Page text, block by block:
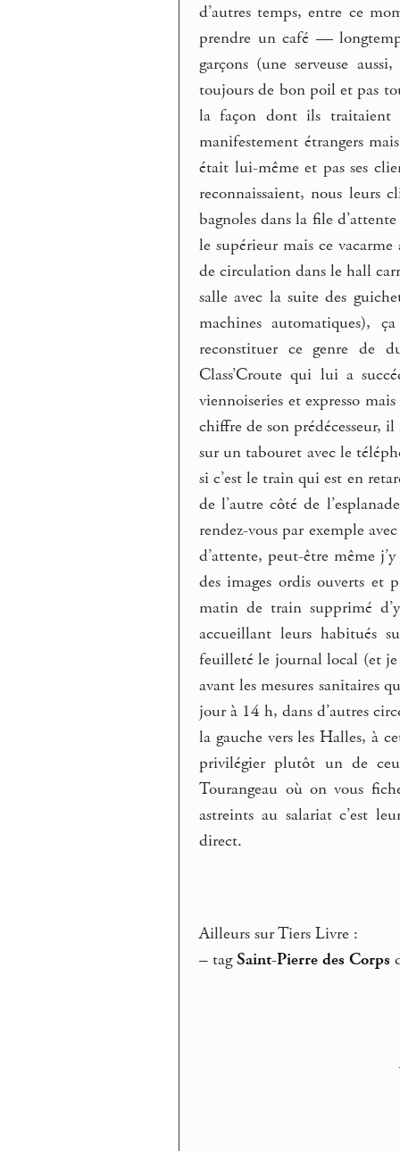
d’autres temps, entre ce
prendre un café —
garçons (une serveuse
toujours de bon poil et pas
la façon dont ils traitaient
manifestement étrangers
était lui-même et pas ses
reconnaissaient, nous leurs
bagnoles dans la file
le supérieur mais ce
de circulation dans le hall
salle avec la suite des
machines automatiques),
reconstituer ce genre de
Class’Croute qui lui a
viennoiseries et expresso
chiffre de son prédécesseur,
sur un tabouret avec le
si c’est le train qui est en
de l’autre côté de
rendez-vous par exemple
d’attente, peut-être même
des images ordis ouverts et
matin de train supprimé
accueillant leurs habitués
feuilleté le journal local (et je
avant les mesures sanitaires
jour à 14 h, dans d’autres
la gauche vers les Halles, à
privilégier plutôt un de
Tourangeau où on vous
astreints au salariat c’est
direct.
Ailleurs sur Tiers Livre :
– tagSaint-Pierre des Corps